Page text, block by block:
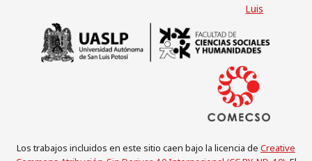
Los trabajos incluidos en este sitio caen bajo la licencia de Creative